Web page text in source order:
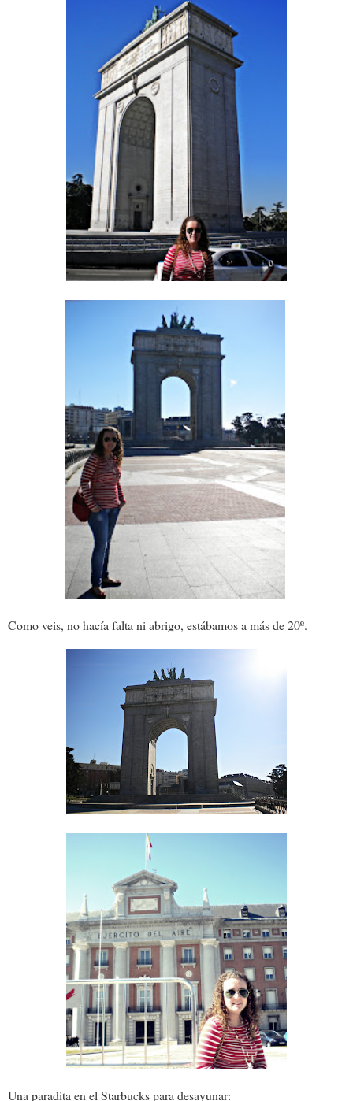
Como veis, no hacía falta ni abrigo, estábamos a más de 20º.
Una paradita en el Starbucks para desayunar: